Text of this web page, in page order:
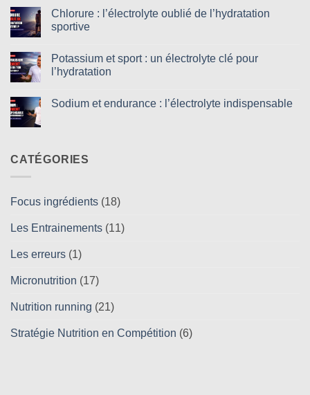
l’eau
pas
Boisson
d’effort
:
sert-
elle
vraiment
Chlorure : l’électrolyte oublié de l’hydratation
sportive
sur
Chlorure
de
Potassium et sport : un électrolyte clé pour
l’hydratation
sur
électrolyte
Sodium et endurance : l’électrolyte indispensable
endurance
CATÉGORIES
Focus ingrédients (18)
Les Entrainements (11)
Les erreurs (1)
Micronutrition (17)
Nutrition running (21)
Stratégie Nutrition en Compétition (6)